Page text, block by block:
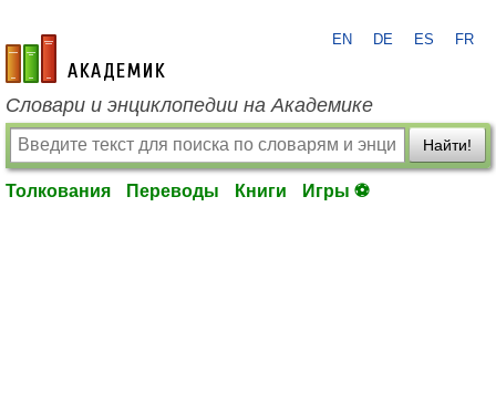
academic.ru
EN DE ES FR
Словари и энциклопедии на Академике
Найти!
Толкования Переводы Книги Игры ⚽